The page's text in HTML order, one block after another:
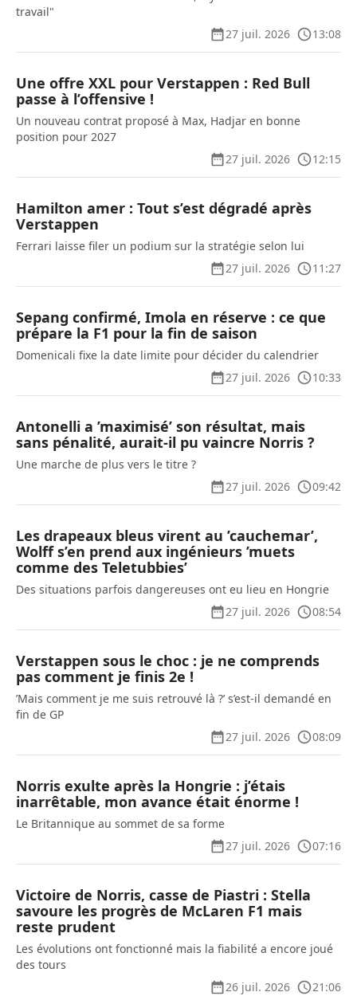
travail"
27 juil. 2026
13:08
Une offre XXL pour Verstappen : Red Bull
passe à l’offensive !
Un nouveau contrat proposé à Max, Hadjar en bonne
position pour 2027
27 juil. 2026
12:15
Hamilton amer : Tout s’est dégradé après
Verstappen
Ferrari laisse filer un podium sur la stratégie selon lui
27 juil. 2026
11:27
Sepang confirmé, Imola en réserve : ce que
prépare la F1 pour la fin de saison
Domenicali fixe la date limite pour décider du calendrier
27 juil. 2026
10:33
Antonelli a ’maximisé’ son résultat, mais
sans pénalité, aurait-il pu vaincre Norris ?
Une marche de plus vers le titre ?
27 juil. 2026
09:42
Les drapeaux bleus virent au ’cauchemar’,
Wolff s’en prend aux ingénieurs ’muets
comme des Teletubbies’
Des situations parfois dangereuses ont eu lieu en Hongrie
27 juil. 2026
08:54
Verstappen sous le choc : je ne comprends
pas comment je finis 2e !
’Mais comment je me suis retrouvé là ?’ s’est-il demandé en
fin de GP
27 juil. 2026
08:09
Norris exulte après la Hongrie : j’étais
inarrêtable, mon avance était énorme !
Le Britannique au sommet de sa forme
27 juil. 2026
07:16
Victoire de Norris, casse de Piastri : Stella
savoure les progrès de McLaren F1 mais
reste prudent
Les évolutions ont fonctionné mais la fiabilité a encore joué
des tours
26 juil. 2026
21:06